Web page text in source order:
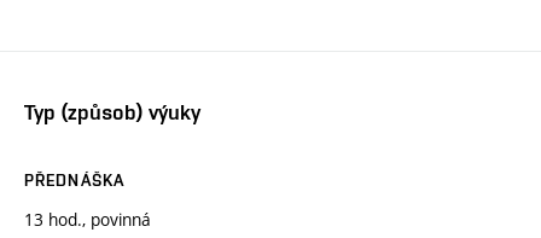
Typ (způsob) výuky
PŘEDNÁŠKA
13 hod., povinná